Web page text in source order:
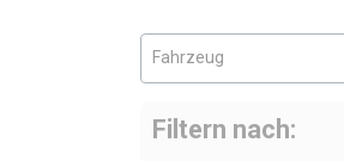
Fahrzeug
Filtern nach: